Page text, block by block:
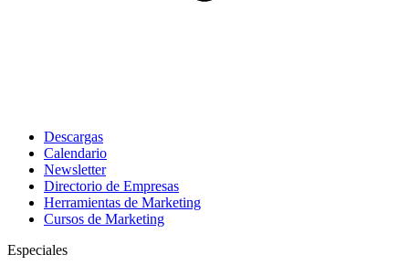
Descargas
Calendario
Newsletter
Directorio de Empresas
Herramientas de Marketing
Cursos de Marketing
Especiales